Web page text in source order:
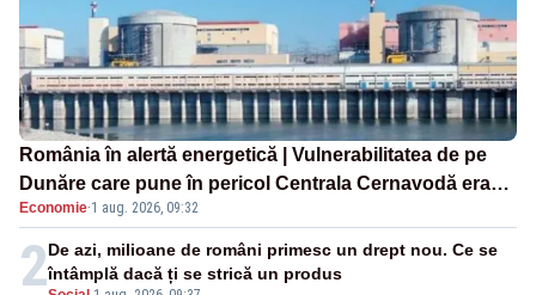
România în alertă energetică | Vulnerabilitatea de pe
Dunăre care pune în pericol Centrala Cernavodă era
cunoscută de pe vremea lui Ceaușescu
Economie·1 aug. 2026, 09:32
2De azi, milioane de români primesc un drept nou. Ce se
întâmplă dacă ți se strică un produs